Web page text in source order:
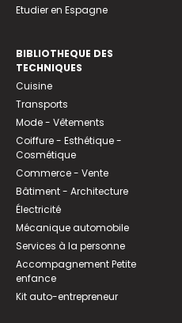
Etudier en Espagne
BIBLIOTHEQUE DES
TECHNIQUES
Cuisine
Transports
Mode - Vêtements
Coiffure - Esthétique -
Cosmétique
Commerce - Vente
Bâtiment - Architecture
Électricité
Mécanique automobile
Services à la personne
Accompagnement Petite
enfance
Kit auto-entrepreneur